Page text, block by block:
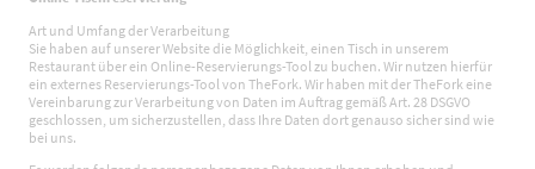
Art und Umfang der Verarbeitung
Sie haben auf unserer Website die Möglichkeit, einen Tisch in unserem
Restaurant über ein Online-Reservierungs-Tool zu buchen. Wir nutzen hierfür
ein externes Reservierungs-Tool von TheFork. Wir haben mit der TheFork eine
Vereinbarung zur Verarbeitung von Daten im Auftrag gemäß Art. 28 DSGVO
geschlossen, um sicherzustellen, dass Ihre Daten dort genauso sicher sind wie
bei uns.